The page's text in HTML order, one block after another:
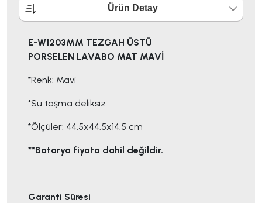
Ürün Detay
E-W1203MM TEZGAH ÜSTÜ
PORSELEN LAVABO MAT MAVİ
*Renk: Mavi
*Su taşma deliksiz
*Ölçüler: 44.5x44.5x14.5 cm
**Batarya fiyata dahil değildir.
Garanti Süresi